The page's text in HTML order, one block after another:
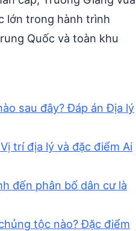
lớn trong hành trình
Quốc và toàn khu
sau đây? Đáp án Địa lý
trí địa lý và đặc điểm Ai
đến phân bố dân cư là
tộc nào? Đặc điểm